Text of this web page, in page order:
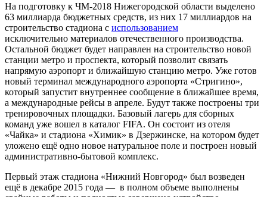
На подготовку к ЧМ-2018 Нижегородской области выделено
63 миллиарда бюджетных средств, из них 17 миллиардов на
строительство стадиона с использованием
исключительно материалов отечественного производства.
Остальной бюджет будет направлен на строительство новой
станции метро и проспекта, который позволит связать
напрямую аэропорт и ближайшую станцию метро. Уже готов
новый терминал международного аэропорта «Стригино»,
который запустит внутреннее сообщение в ближайшее время,
а международные рейсы в апреле. Будут также построены три
тренировочных площадки. Базовый лагерь для сборных
команд уже вошел в каталог FIFA. Он состоит из отеля
«Чайка» и стадиона «Химик» в Дзержинске, на котором будет
уложено ещё одно новое натуральное поле и построен новый
административно-бытовой комплекс.
Первый этаж стадиона «Нижний Новгород» был возведен
ещё в декабре 2015 года — в полном объеме выполнены